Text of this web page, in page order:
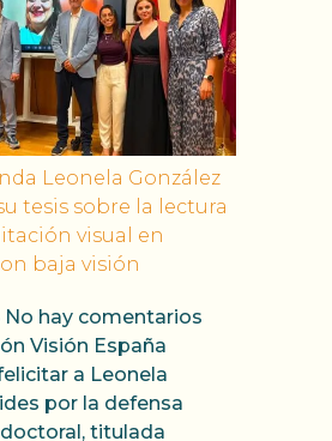
Leonela González
tesis sobre la lectura
visual en
baja visión
No hay comentarios
Visión España
a Leonela
por la defensa
titulada